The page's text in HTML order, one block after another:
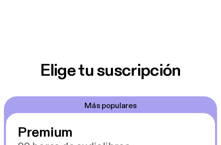
Elige tu suscripción
Más populares
Premium